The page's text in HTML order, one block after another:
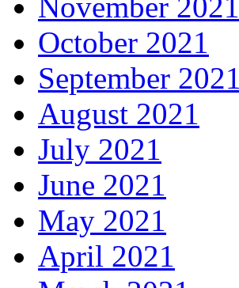
November 2021
October 2021
September 2021
August 2021
July 2021
June 2021
May 2021
April 2021